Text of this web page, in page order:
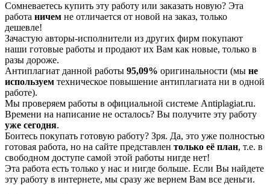
Сомневаетесь купить эту работу или заказать новую? Эта
работа ничем не отличается от новой на заказ, только
дешевле!
Зачастую авторы-исполнители из других фирм покупают
наши готовые работы и продают их Вам как новые, только в
разы дороже.
Антиплагиат данной работы 95,09% оригинальности (мы не
используем техническое повышение антиплагиата ни в одной
работе).
Мы проверяем работы в официальной системе Аntiplagiat.ru.
Времени на написание не осталось? Вы получите эту работу
уже сегодня.
Боитесь покупать готовую работу? Зря. Да, это уже полностью
готовая работа, но на сайте представлен только её план, т.е. в
свободном доступе самой этой работы нигде нет!
Эта работа есть только у нас и нигде больше. Если Вы найдете
эту работу в интернете, мы сразу же вернем Вам все деньги.